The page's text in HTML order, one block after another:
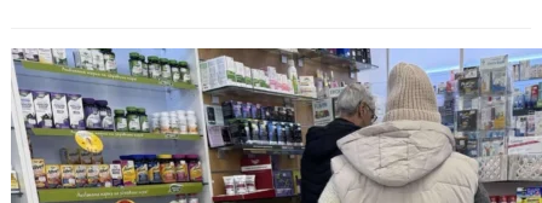
Под наблюдение: цените и
наличностите на лекарства остават
стабилни